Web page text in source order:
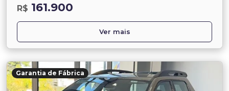
R$ 161.900
Ver mais
Garantia de Fábrica